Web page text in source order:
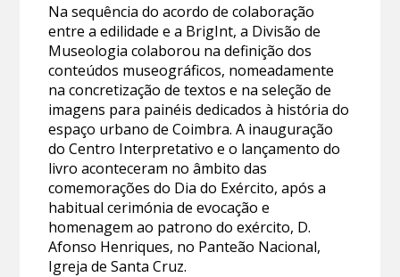
Na sequência do acordo de colaboração
entre a edilidade e a BrigInt, a Divisão de
Museologia colaborou na definição dos
conteúdos museográficos, nomeadamente
na concretização de textos e na seleção de
imagens para painéis dedicados à história do
espaço urbano de Coimbra. A inauguração
do Centro Interpretativo e o lançamento do
livro aconteceram no âmbito das
comemorações do Dia do Exército, após a
habitual cerimónia de evocação e
homenagem ao patrono do exército, D.
Afonso Henriques, no Panteão Nacional,
Igreja de Santa Cruz.